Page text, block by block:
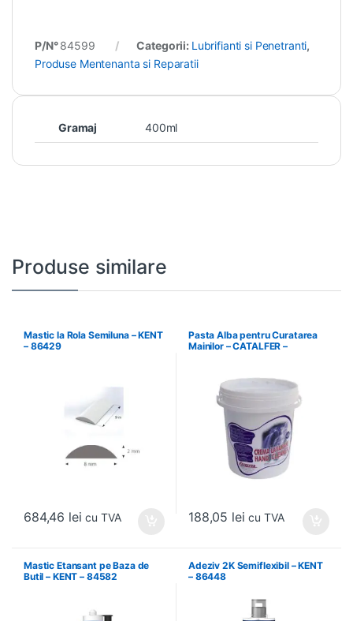
P/N°84599 Categorii: Lubrifianti si Penetranti,
Produse Mentenanta si Reparatii
Gramaj 400ml
Produse similare
Mastic la Rola Semiluna – KENT
– 86429
684,46 lei cu TVA
Pasta Alba pentru Curatarea
Mainilor – CATALFER –
188,05 lei cu TVA
Mastic Etansant pe Baza de
Butil – KENT – 84582
Adeziv 2K Semiflexibil – KENT
– 86448